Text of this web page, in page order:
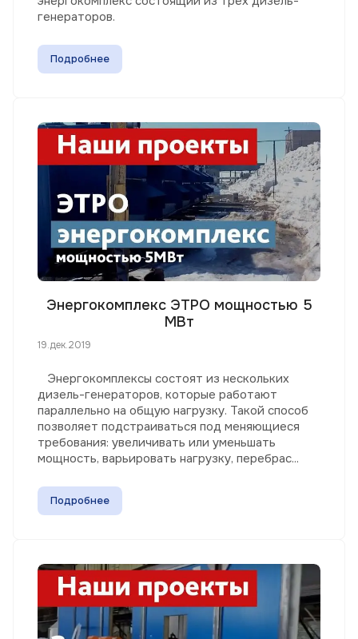
генераторов.
Подробнее
Энергокомплекс ЭТРО мощностью 5
МВт
19.дек.2019
Энергокомплексы состоят из нескольких
дизель-генераторов, которые работают
параллельно на общую нагрузку. Такой способ
позволяет подстраиваться под меняющиеся
требования: увеличивать или уменьшать
мощность, варьировать нагрузку, перебрас...
Подробнее